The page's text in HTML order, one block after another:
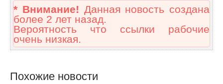
* Внимание! Данная новость создана
более 2 лет назад.
Вероятность что ссылки рабочие
очень низкая.
Похожие новости